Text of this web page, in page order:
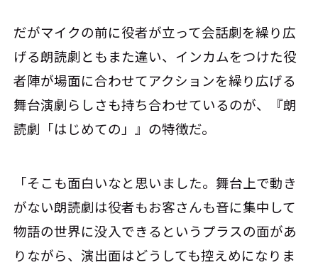
だがマイクの前に役者が立って会話劇を繰り広
げる朗読劇ともまた違い、インカムをつけた役
者陣が場面に合わせてアクションを繰り広げる
舞台演劇らしさも持ち合わせているのが、『朗
読劇「はじめての」』の特徴だ。
「そこも面白いなと思いました。舞台上で動き
がない朗読劇は役者もお客さんも音に集中して
物語の世界に没入できるというプラスの面があ
りながら、演出面はどうしても控えめになりま